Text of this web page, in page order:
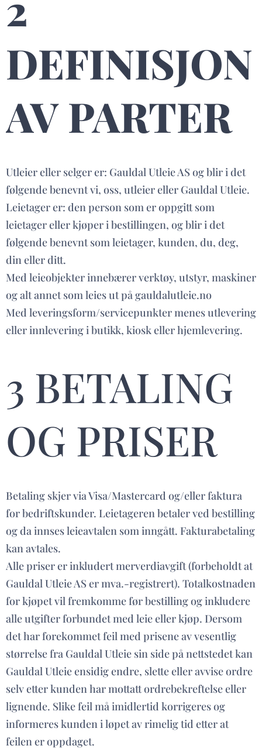
DEFINISJON
AV PARTER
Utleier eller selger er: Gauldal Utleie AS og blir i det
følgende benevnt vi, oss, utleier eller Gauldal Utleie.
Leietager er: den person som er oppgitt som
leietager eller kjøper i bestillingen, og blir i det
følgende benevnt som leietager, kunden, du, deg,
din eller ditt.
Med leieobjekter innebærer verktøy, utstyr, maskiner
og alt annet som leies ut på gauldalutleie.no
Med leveringsform/servicepunkter menes utlevering
eller innlevering i butikk, kiosk eller hjemlevering.
3 BETALING
OG PRISER
Betaling skjer via Visa/Mastercard og/eller faktura
for bedriftskunder. Leietageren betaler ved bestilling
og da innses leieavtalen som inngått. Fakturabetaling
kan avtales.
Alle priser er inkludert merverdiavgift (forbeholdt at
Gauldal Utleie AS er mva.-registrert). Totalkostnaden
for kjøpet vil fremkomme før bestilling og inkludere
alle utgifter forbundet med leie eller kjøp. Dersom
det har forekommet feil med prisene av vesentlig
størrelse fra Gauldal Utleie sin side på nettstedet kan
Gauldal Utleie ensidig endre, slette eller avvise ordre
selv etter kunden har mottatt ordrebekreftelse eller
lignende. Slike feil må imidlertid korrigeres og
informeres kunden i løpet av rimelig tid etter at
feilen er oppdaget.